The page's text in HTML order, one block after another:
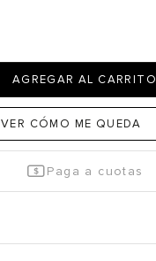
AGREGAR AL CARRITO
VER CÓMO ME QUEDA
Paga a cuotas